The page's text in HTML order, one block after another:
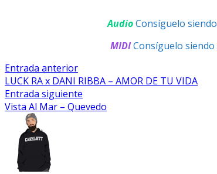
AudioConsíguelo siendo
MIDIConsíguelo siendo
Navegación
De
Entradas
Entrada anteriorEntrada
anterior:
LUCK RA x DANI RIBBA – AMOR DE TU VIDA
Entrada siguiente
siguiente:
Vista Al Mar – Quevedo